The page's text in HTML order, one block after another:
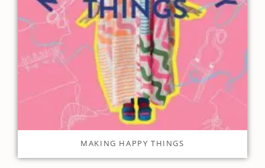
MAKING HAPPY THINGS